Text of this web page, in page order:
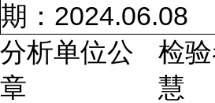
期： 2024.06.08
分析单位公
章
检
慧